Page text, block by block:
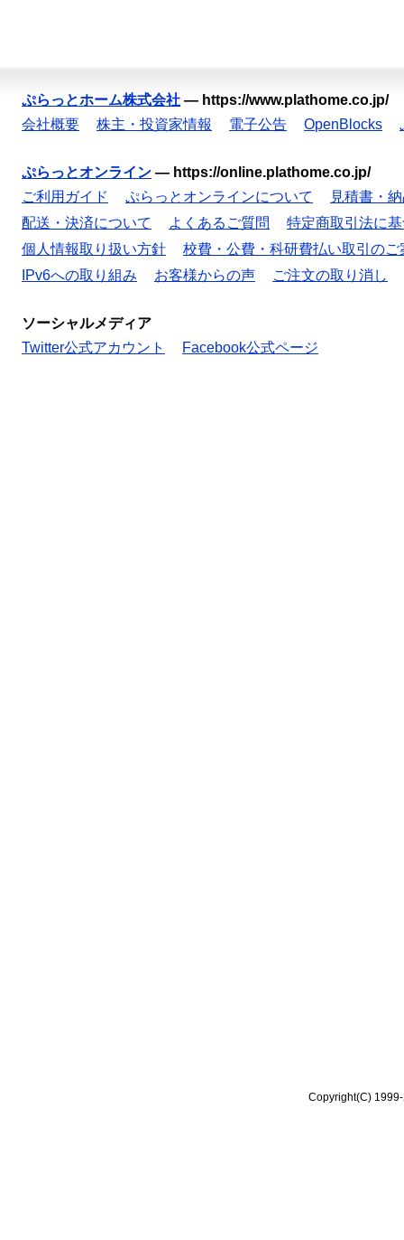
ぷらっとホーム株式会社 — https://www.plathome.co.jp/
会社概要
株主・投資家情報 電子公告 OpenBlocks
ぷらっとオンライン — https://online.plathome.co.jp/
ご利用ガイド
ぷらっとオンラインについて
見積書・
配送・決済について
よくあるご質問
特定商取引法に
個人情報取り扱い方針
校費・公費・科研費払い取引のご
IPv6への取り組み
お客様からの声 ご注文の取り消し
ソーシャルメディア
Twitter公式アカウント
Facebook公式ページ
Copyright(C)